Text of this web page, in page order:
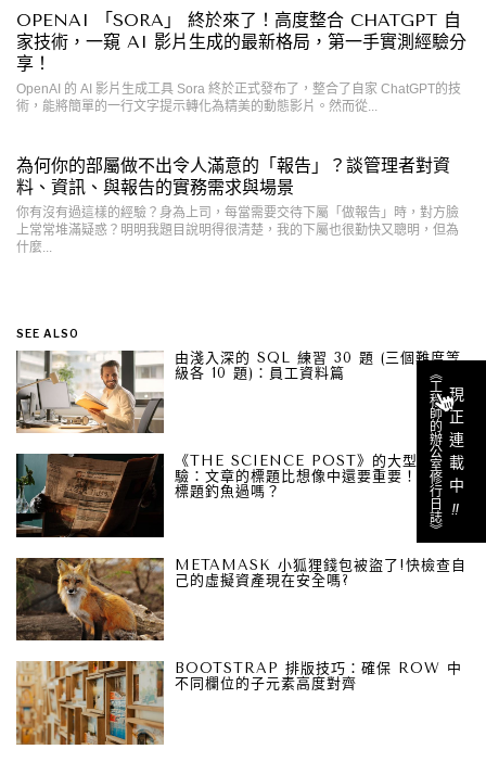
OPENAI 「SORA」 終於來了！高度整合 CHATGPT 自
家技術，一窺 AI 影片生成的最新格局，第一手實測經驗分
享！
OpenAI 的 AI 影片生成工具 Sora 終於正式發布了，整合了自家 ChatGPT的技
術，能將簡單的一行文字提示轉化為精美的動態影片。然而從...
為何你的部屬做不出令人滿意的「報告」？談管理者對資
料、資訊、與報告的實務需求與場景
你有沒有過這樣的經驗？身為上司，每當需要交待下屬「做報告」時，對方臉
上常常堆滿疑惑？明明我題目說明得很清楚，我的下屬也很勤快又聰明，但為
什麼...
SEE ALSO
由淺入深的 SQL 練習 30 題 (三個難度等
級各 10 題)：員工資料篇
《THE SCIENCE POST》的大型社會實
驗：文章的標題比想像中還要重要！你也被
標題釣魚過嗎？
METAMASK 小狐狸錢包被盜了!快檢查自
己的虛擬資產現在安全嗎?
BOOTSTRAP 排版技巧：確保 ROW 中
不同欄位的子元素高度對齊
現正連載中
‼︎
《工程師的辦公室修行日誌》